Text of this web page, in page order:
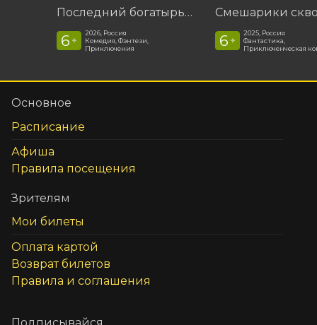
Последний богатырь. Колобок
6 +
2026, Россия
Комедия, Фэнтези,
Приключения
6 +
2025, Россия
Фантастика,
Приключенческая
Основное
Расписание
Афиша
Правила посещения
Зрителям
Мои билеты
Оплата картой
Возврат билетов
Правила и соглашения